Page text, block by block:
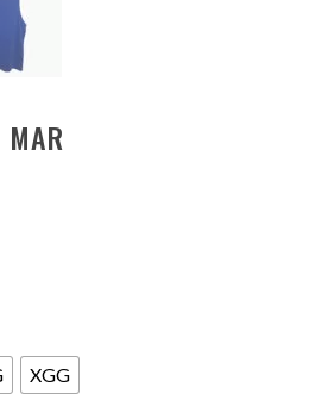
MAR
XGG